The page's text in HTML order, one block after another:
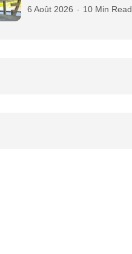
6 Août 2026 10 Min Read